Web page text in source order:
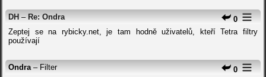
0
DH – Re: Ondra
Zeptej se na rybicky.net, je tam hodně uživatelů, kteří Tetra filtry
používají
0
Ondra– Filter